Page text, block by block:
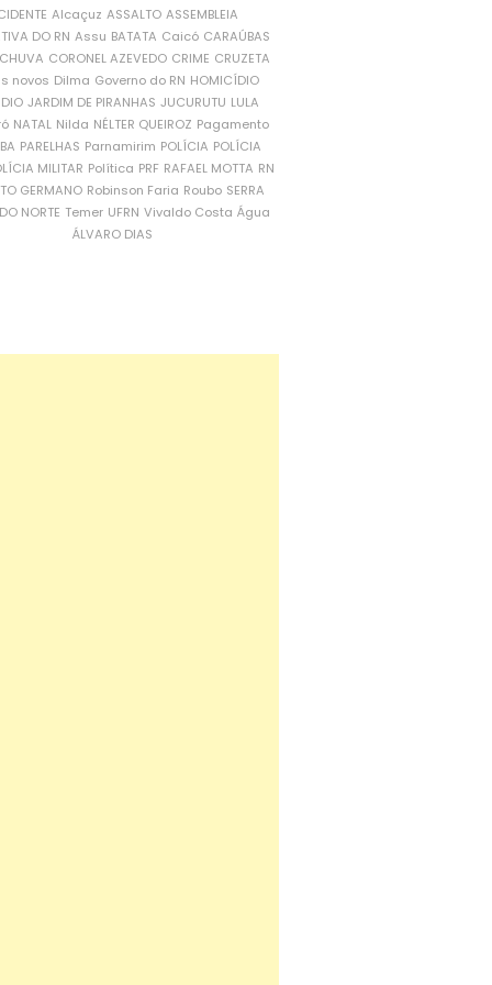
Alcaçuz ASSALTO ASSEMBLEIA
DO RN Assu BATATA Caicó CARAÚBAS
CORONEL AZEVEDO CRIME CRUZETA
novos Dilma Governo do RN HOMICÍDIO
JARDIM DE PIRANHAS JUCURUTU LULA
NATAL Nilda NÉLTER QUEIROZ Pagamento
PARELHAS Parnamirim POLÍCIA POLÍCIA
MILITAR Política PRF RAFAEL MOTTA RN
GERMANO Robinson Faria Roubo SERRA
NORTE Temer UFRN Vivaldo Costa Água
ÁLVARO DIAS